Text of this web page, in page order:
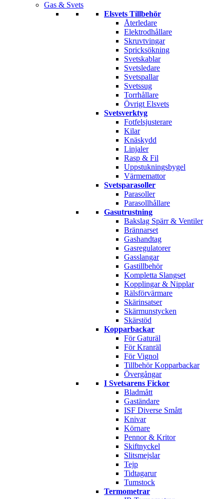
Gas & Svets
Elsvets Tillbehör
Återledare
Elektrodhållare
Skruvtvingar
Spricksökning
Svetskablar
Svetsledare
Svetspallar
Svetssug
Torrhållare
Övrigt Elsvets
Svetsverktyg
Fotfelsjusterare
Kilar
Knäskydd
Linjaler
Rasp & Fil
Uppstukningsbygel
Värmemattor
Svetsparasoller
Parasoller
Parasollhållare
Gasutrustning
Bakslag Spärr & Ventiler
Brännarset
Gashandtag
Gasregulatorer
Gasslangar
Gastillbehör
Kompletta Slangset
Kopplingar & Nipplar
Rälsförvärmare
Skärinsatser
Skärmunstycken
Skärstöd
Kopparbackar
För Gaturäl
För Kranräl
För Vignol
Tillbehör Kopparbackar
Övergångar
I Svetsarens Fickor
Bladmått
Gaständare
ISF Diverse Smått
Knivar
Körnare
Pennor & Kritor
Skiftnyckel
Slitsmejslar
Tejp
Tidtagarur
Tumstock
Termometrar